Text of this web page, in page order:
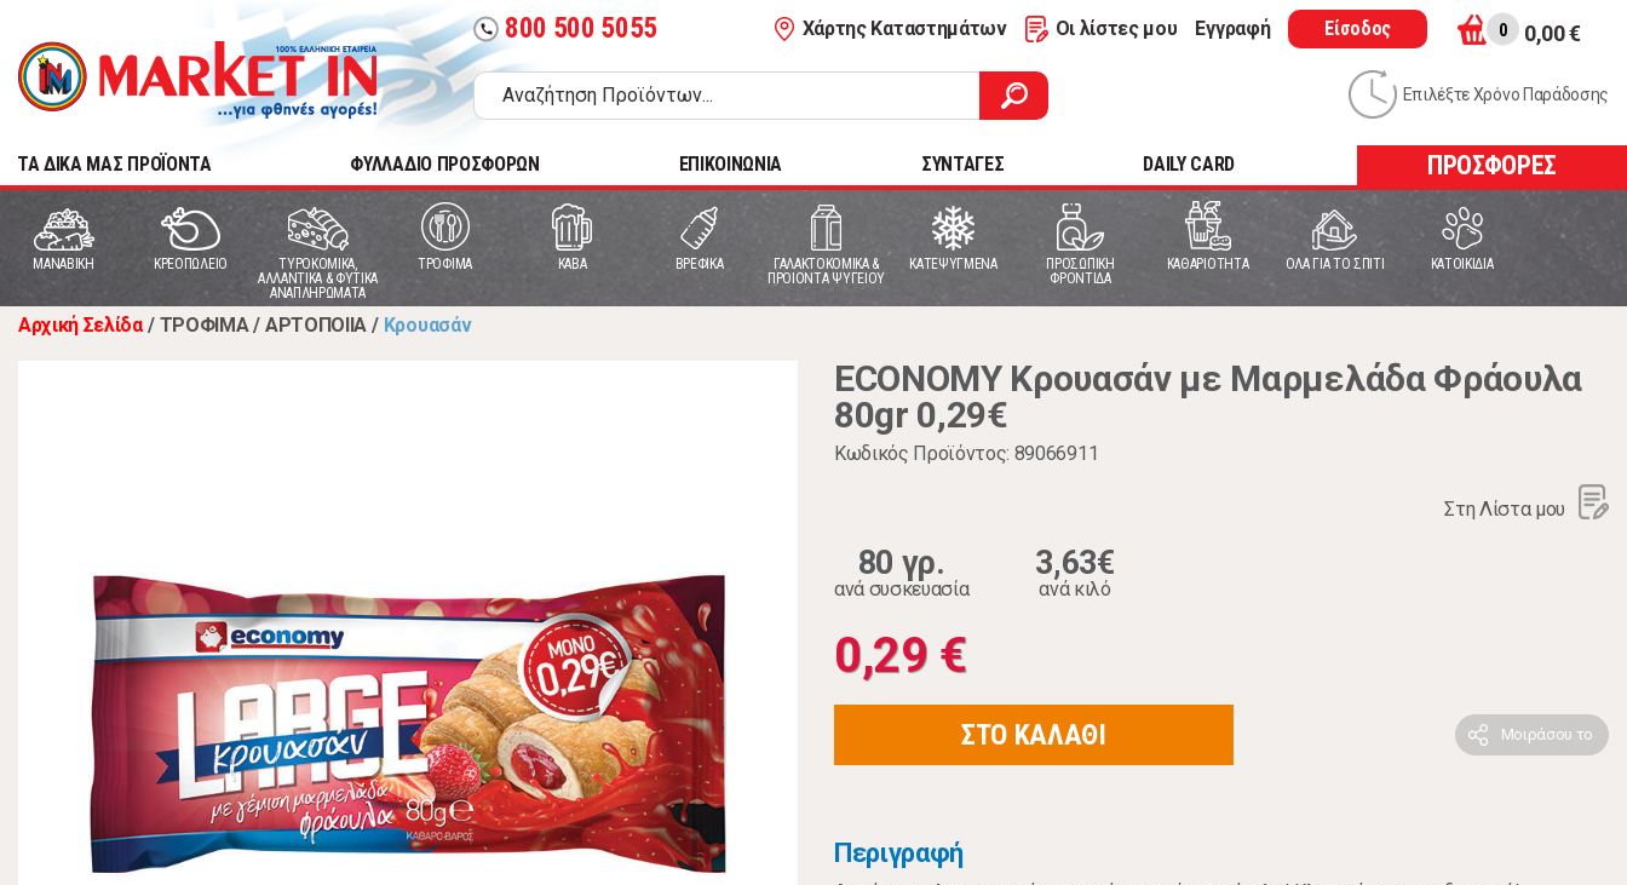
call 800 500 5055 Χάρτης Καταστημάτων Οι λίστες μου Εγγραφή Είσοδος 0 0,00 €
Επιλέξτε Χρόνο Παράδοσης
TA ΔΙΚΑ ΜΑΣ ΠΡΟΪΟΝΤΑ ΦΥΛΛΑΔΙΟ ΠΡΟΣΦΟΡΩΝ ΕΠΙΚΟΙΝΩΝΙΑ ΣΥΝΤΑΓΕΣ DAILY CARD ΠΡΟΣΦΟΡΕΣ
MANABIKH ΚΡΕΟΠΩΛΕΙΟ
ΤΥΡΟΚΟΜΙΚΑ,
ΑΛΛΑΝΤΙΚΑ & ΦΥΤΙΚΑ
ΑΝΑΠΛΗΡΩΜΑΤΑ
ΤΡΟΦΙΜΑ ΚΑΒΑ ΒΡΕΦΙΚΑ
ΓΑΛΑΚΤΟΚΟΜΙΚΑ &
ΠΡΟΙΟΝΤΑ ΨΥΓΕΙΟΥ
ΚΑΤΕΨΥΓΜΕΝΑ
ΠΡΟΣΩΠΙΚΗ
ΦΡΟΝΤΙΔΑ
ΚΑΘΑΡΙΟΤΗΤΑ ΟΛΑ ΓΙΑ ΤΟ ΣΠΙΤΙ ΚΑΤΟΙΚΙΔΙΑ
Αρχική Σελίδα / ΤΡΟΦΙΜΑ / ΑΡΤΟΠΟΙΙΑ / Κρουασάν
ECONOMY Κρουασάν με Μαρμελάδα Φράουλα
80gr 0,29€
Κωδικός Προϊόντος: 89066911
Στη Λίστα μου
80 γρ.
ανά συσκευασία
3,63€
ανά κιλό
0,29 €
ΣΤΟ ΚΑΛΑΘΙ Μοιράσου το
Περιγραφή